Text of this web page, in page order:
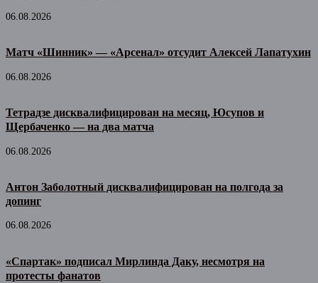
06.08.2026
Матч «Шинник» — «Арсенал» отсудит Алексей Лапатухин
06.08.2026
Тетрадзе дисквалифицирован на месяц, Юсупов и
Щербаченко — на два матча
06.08.2026
Антон Заболотный дисквалифицирован на полгода за
допинг
06.08.2026
«Спартак» подписал Мирлинда Даку, несмотря на
протесты фанатов